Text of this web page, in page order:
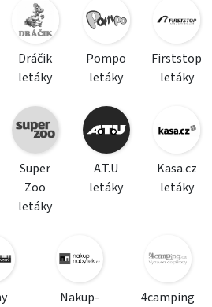
Dráčik
letáky
Pompo
letáky
Firststop
letáky
Super
Zoo
letáky
A.T.U
letáky
Kasa.cz
letáky
Nakup-
4camping